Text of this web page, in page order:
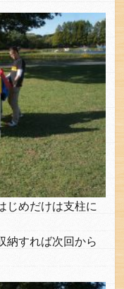
めだけは支柱に
納すれば次回から